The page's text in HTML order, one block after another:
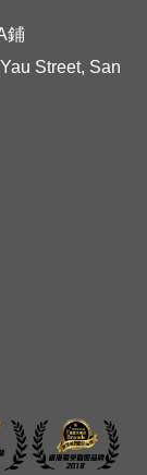
鋪
Street, San